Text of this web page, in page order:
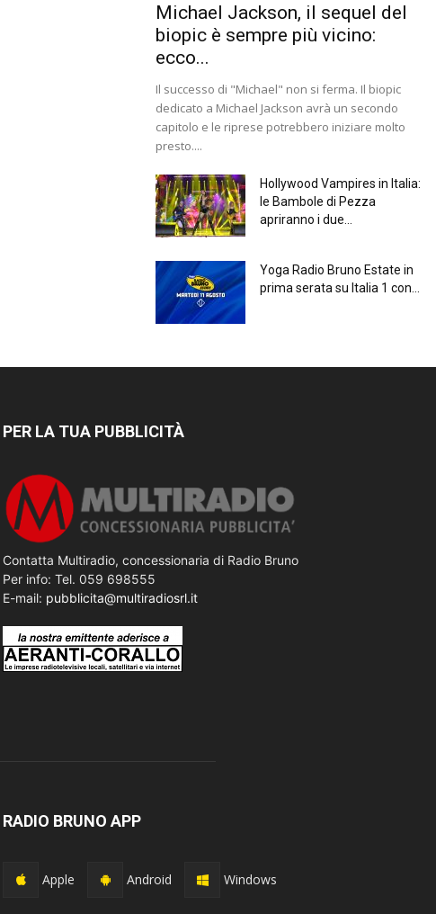
Michael Jackson, il sequel del
biopic è sempre più vicino:
ecco...
Il successo di "Michael" non si ferma. Il biopic
dedicato a Michael Jackson avrà un secondo
capitolo e le riprese potrebbero iniziare molto
presto....
Hollywood Vampires in Italia:
le Bambole di Pezza
apriranno i due...
Yoga Radio Bruno Estate in
prima serata su Italia 1 con...
PER LA TUA PUBBLICITÀ
Contatta Multiradio, concessionaria di Radio Bruno
Per info: Tel. 059 698555
E-mail: pubblicita@multiradiosrl.it
RADIO BRUNO APP
Apple Android Windows